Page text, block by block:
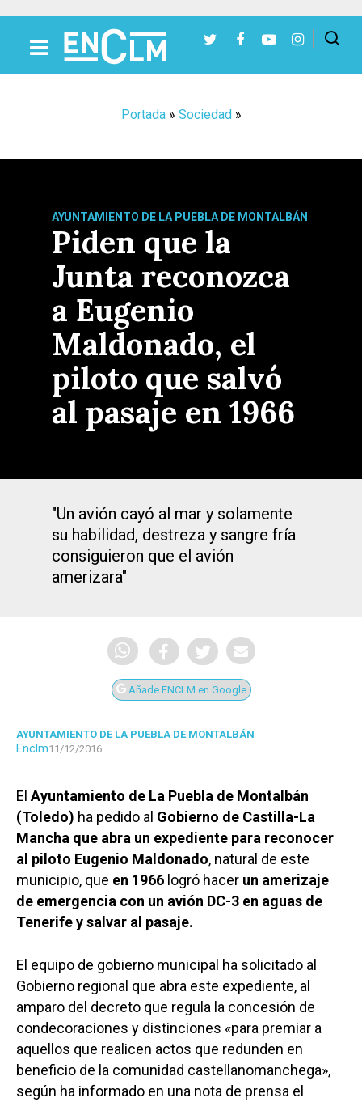
Portada» Sociedad»
AYUNTAMIENTO DE LA PUEBLA DE MONTALBÁN
Piden que la
Junta reconozca
a Eugenio
Maldonado, el
piloto que salvó
al pasaje en 1966
"Un avión cayó al mar y solamente
su habilidad, destreza y sangre fría
consiguieron que el avión
amerizara"
Añade ENCLM en Google
AYUNTAMIENTO DE LA PUEBLA DE MONTALBÁN
Enclm11/12/2016
El Ayuntamiento de La Puebla de Montalbán
(Toledo) ha pedido al Gobierno de Castilla-La
Mancha que abra un expediente para reconocer
al piloto Eugenio Maldonado, natural de este
municipio, que en 1966 logró hacer un amerizaje
de emergencia con un avión DC-3 en aguas de
Tenerife y salvar al pasaje.
El equipo de gobierno municipal ha solicitado al
Gobierno regional que abra este expediente, al
amparo del decreto que regula la concesión de
condecoraciones y distinciones «para premiar a
aquellos que realicen actos que redunden en
beneficio de la comunidad castellanomanchega»,
según ha informado en una nota de prensa el